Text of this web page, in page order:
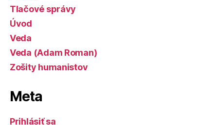
Tlačové správy
Úvod
Veda
Veda (Adam Roman)
Zošity humanistov
Meta
Prihlásiť sa